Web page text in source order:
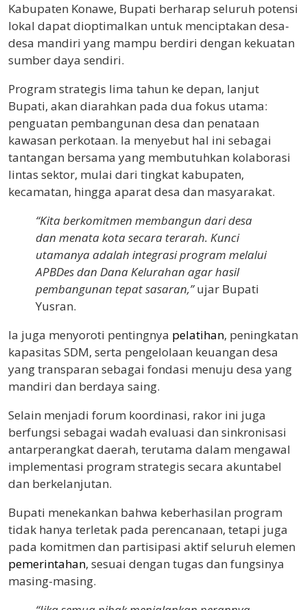
Kabupaten Konawe, Bupati berharap seluruh potensi
lokal dapat dioptimalkan untuk menciptakan desa-
desa mandiri yang mampu berdiri dengan kekuatan
sumber daya sendiri.
Program strategis lima tahun ke depan, lanjut
Bupati, akan diarahkan pada dua fokus utama:
penguatan pembangunan desa dan penataan
kawasan perkotaan. Ia menyebut hal ini sebagai
tantangan bersama yang membutuhkan kolaborasi
lintas sektor, mulai dari tingkat kabupaten,
kecamatan, hingga aparat desa dan masyarakat.
“Kita berkomitmen membangun dari desa
dan menata kota secara terarah. Kunci
utamanya adalah integrasi program melalui
APBDes dan Dana Kelurahan agar hasil
pembangunan tepat sasaran,”ujar Bupati
Yusran.
Ia juga menyoroti pentingnya pelatihan, peningkatan
kapasitas SDM, serta pengelolaan keuangan desa
yang transparan sebagai fondasi menuju desa yang
mandiri dan berdaya saing.
Selain menjadi forum koordinasi, rakor ini juga
berfungsi sebagai wadah evaluasi dan sinkronisasi
antarperangkat daerah, terutama dalam mengawal
implementasi program strategis secara akuntabel
dan berkelanjutan.
Bupati menekankan bahwa keberhasilan program
tidak hanya terletak pada perencanaan, tetapi juga
pada komitmen dan partisipasi aktif seluruh elemen
pemerintahan, sesuai dengan tugas dan fungsinya
masing-masing.